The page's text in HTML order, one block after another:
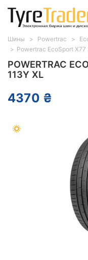
POWERTRAC
113Y XL
4370 ₴
Шины Powertrac
Powertrac EcoSport